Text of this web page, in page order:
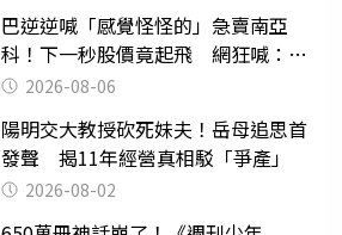
巴逆逆喊「感覺怪怪的」急賣南亞
科！下一秒股價竟起飛 網狂喊：大V
天龍2026-08-06
陽明交大教授砍死妹夫！岳母追思首
發聲 揭11年經營真相駁「爭產」
2026-08-02